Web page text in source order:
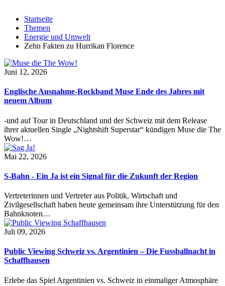
Startseite
Themen
Energie und Umwelt
Zehn Fakten zu Hurrikan Florence
Juni 12, 2026
Englische Ausnahme-Rockband Muse Ende des Jahres mit
neuem Album
-und auf Tour in Deutschland und der Schweiz mit dem Release
ihrer aktuellen Single „Nightshift Superstar“ kündigen Muse die The
Wow!…
Mai 22, 2026
S-Bahn - Ein Ja ist ein Signal für die Zukunft der Region
Vertreterinnen und Vertreter aus Politik, Wirtschaft und
Zivilgesellschaft haben heute gemeinsam ihre Unterstützung für den
Bahnknoten…
Juli 09, 2026
Public Viewing Schweiz vs. Argentinien – Die Fussballnacht in
Schaffhausen
Erlebe das Spiel Argentinien vs. Schweiz in einmaliger Atmosphäre